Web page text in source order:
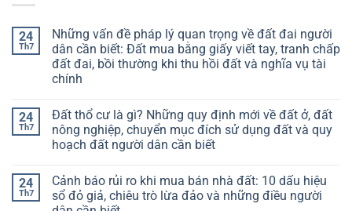
24
Th7
Những vấn đề pháp lý quan trọng về đất đai người
dân cần biết: Đất mua bằng giấy viết tay, tranh chấp
đất đai, bồi thường khi thu hồi đất và nghĩa vụ tài
chính
24
Th7
Đất thổ cư là gì? Những quy định mới về đất ở, đất
nông nghiệp, chuyển mục đích sử dụng đất và quy
hoạch đất người dân cần biết
24
Th7
Cảnh báo rủi ro khi mua bán nhà đất: 10 dấu hiệu
sổ đỏ giả, chiêu trò lừa đảo và những điều người